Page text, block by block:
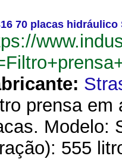
70 placas
prensa em
Modelo:
555